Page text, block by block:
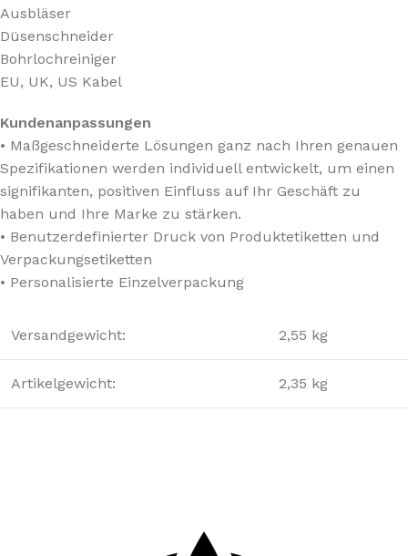
Ausbläser
Düsenschneider
Bohrlochreiniger
EU, UK, US Kabel
Kundenanpassungen
• Maßgeschneiderte Lösungen ganz nach Ihren genauen
Spezifikationen werden individuell entwickelt, um einen
signifikanten, positiven Einfluss auf Ihr Geschäft zu
haben und Ihre Marke zu stärken.
• Benutzerdefinierter Druck von Produktetiketten und
Verpackungsetiketten
• Personalisierte Einzelverpackung
Versandgewicht: 2,55 kg
Artikelgewicht: 2,35 kg